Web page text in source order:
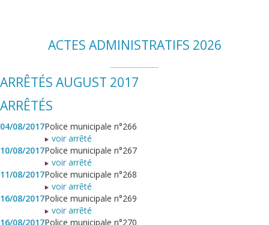
ACTES ADMINISTRATIFS 2026
ARRÊTÉS AUGUST 2017
ARRÊTÉS
04/08/2017Police municipale n°266
voir arrêté
10/08/2017Police municipale n°267
voir arrêté
11/08/2017Police municipale n°268
voir arrêté
16/08/2017Police municipale n°269
voir arrêté
16/08/2017Police municipale n°270